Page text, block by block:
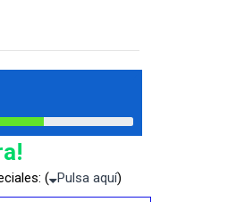
( Pulsa aquí)